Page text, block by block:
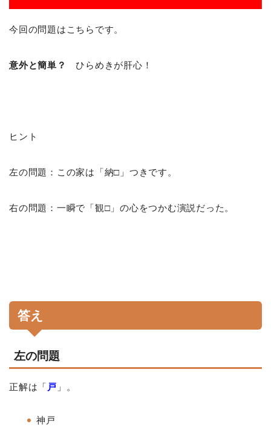
今回の問題はこちらです。
意外と簡単？ ひらめきが肝心！
ヒント
左の問題：この家は「納□」つきです。
右の問題：一瞬で「観□」の心をつかむ演説だった。
答え
左の問題
正解は「 戸 」。
神戸